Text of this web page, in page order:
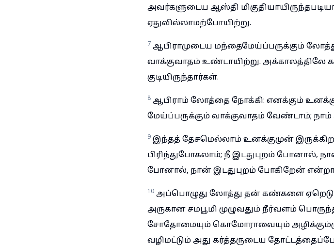
அவர்களுடைய ஆஸ்தி
ஏதுவில்லாமற்போயிற்று.
7 ஆபிராமுடைய மந்தைமேய்ப்பருக்கும்
வாக்குவாதம் உண்டாயிற்று. அக்காலத்திலே
குடியிருந்தார்கள்.
8 ஆபிராம் லோத்தை நோக்கி: எனக்கும்
மேய்ப்பருக்கும் வாக்குவாதம் வேண்டாம்; நாம்
9 இந்தத் தேசமெல்லாம் உனக்குமுன்
பிரிந்துபோகலாம்; நீ இடதுபுறம் போனால்,
போனால், நான் இடதுபுறம் போகிறேன்
10 அப்பொழுது லோத்து தன் கண்களை
அருகான சமபூமி முழுவதும் நீர்வளம்
சோதோமையும் கொமோராவையும்
வழிமட்டும் அது கர்த்தருடைய